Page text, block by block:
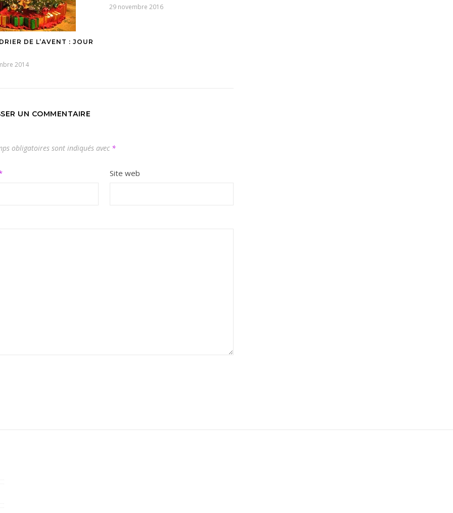
DE L’AVENT : JOUR
2014
29 novembre 2016
UN COMMENTAIRE
obligatoires sont indiqués avec *
Site web